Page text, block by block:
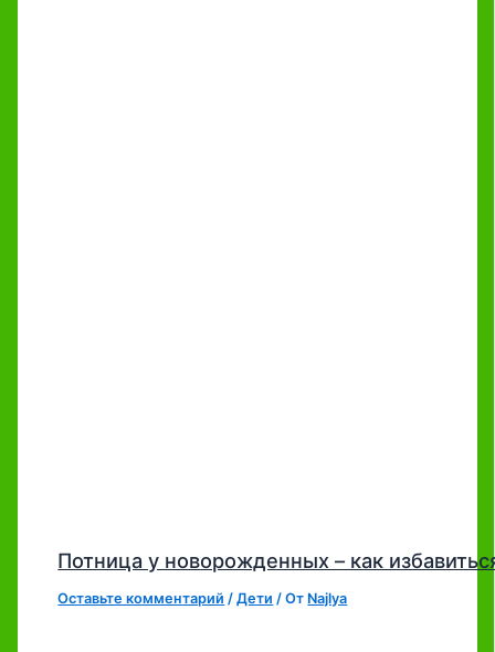
Потница у новорожденных – как
Оставьте комментарий /Дети / От Najlya